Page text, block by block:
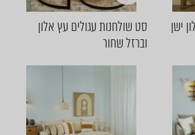
ישן
סט שולחנות עגולים עץ אלון
וברזל שחור